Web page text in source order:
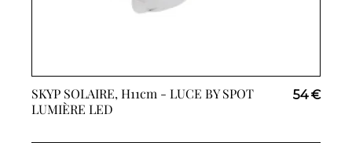
SKYP SOLAIRE, H11cm - LUCE BY SPOT
LUMIÈRE LED
54 €